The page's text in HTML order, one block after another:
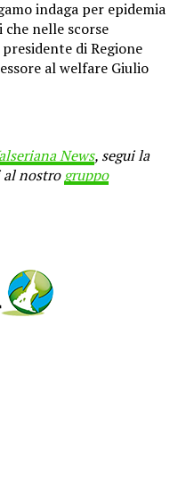
indaga per epidemia
nelle scorse
di Regione
al welfare Giulio
News, segui la
nostrogruppo